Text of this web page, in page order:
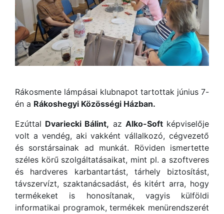
Rákosmente lámpásai klubnapot tartottak június 7-
én a Rákoshegyi Közösségi Házban.
Ezúttal Dvariecki Bálint, az Alko-Softképviselője
volt a vendég, aki vakként vállalkozó, cégvezető
és sorstársainak ad munkát. Röviden ismertette
széles körű szolgáltatásaikat, mint pl. a szoftveres
és hardveres karbantartást, tárhely biztosítást,
távszervízt, szaktanácsadást, és kitért arra, hogy
termékeket is honosítanak, vagyis külföldi
informatikai programok, termékek menürendszerét